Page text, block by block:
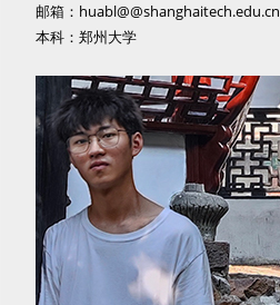
邮箱：huabl@@shanghaitech.edu.cn
本科：郑州大学